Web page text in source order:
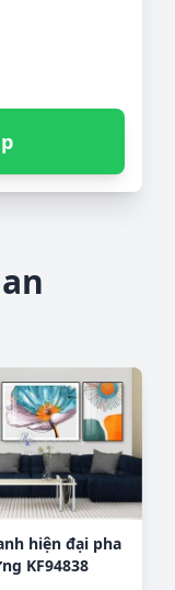
hiện đại pha
KF94838